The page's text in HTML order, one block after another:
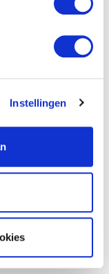
Instellingen